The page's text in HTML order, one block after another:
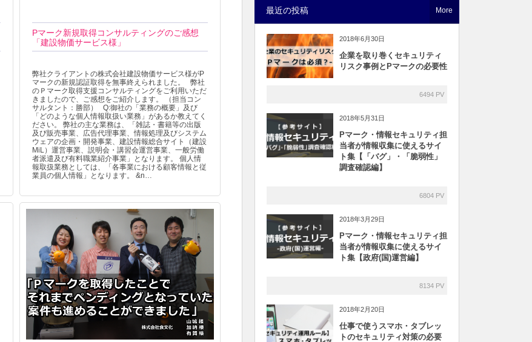
Pマーク新規取得コンサルティングのご感想
「建設物価サービス様」
弊社クライアントの株式会社建設物価サービス様がP
マークの新規認証取得を無事終えられました。 弊社
のＰマーク取得支援コンサルティングをご利用いただ
きましたので、ご感想をご紹介します。 （担当コン
サルタント：勝部） Q:御社の「業務の概要」及び
「どのような個人情報取扱い業務」があるか教えてく
ださい。 弊社の主な業務は、「雑誌・書籍等の出版
及び販売事業、広告代理事業、情報処理及びシステム
ウェアの企画・開発事業、建設情報総合サイト（建設
MiL）運営事業、説明会・講習会運営事業、一般労働
者派遣及び有料職業紹介事業」となります。 個人情
報取扱業務としては、「各事業における顧客情報と従
業員の個人情報」となります。 &n…
最近の投稿
2018年6月30日
企業を取り巻くセキュリティ
リスク事例とPマークの必要性
6494 PV
2018年5月31日
Pマーク・情報セキュリティ担
当者が情報収集に使えるサイ
ト集【「バグ」・「脆弱性」
調査確認編】
6804 PV
2018年3月29日
Pマーク・情報セキュリティ担
当者が情報収集に使えるサイ
ト集【政府(国)運営編】
8134 PV
2018年2月20日
仕事で使うスマホ・タブレッ
トのセキュリティ対策の必要
More